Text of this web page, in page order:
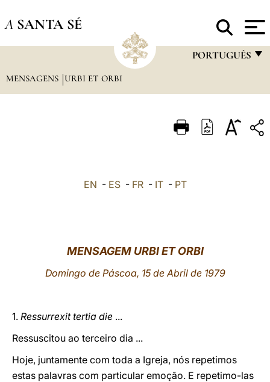
A SANTA SÉ
PORTUGUÊS
ITALIANO
中文
MENSAGENS URBI ET ORBI
EN - ES- FR- IT- PT
MENSAGEM URBI ET ORBI
Domingo de Páscoa, 15 de Abril de 1979
1. Ressurrexit tertia die ...
Ressuscitou ao terceiro dia ...
Hoje, juntamente com toda a Igreja, nós repetimos
estas palavras com particular emoção. E repetimo-las